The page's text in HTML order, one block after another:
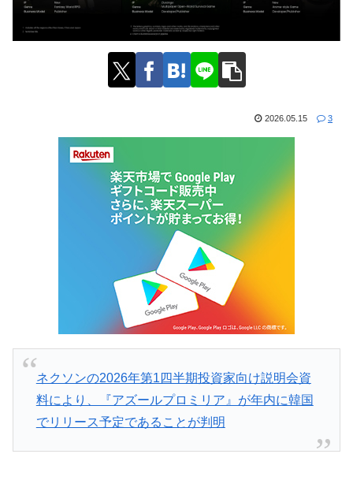
2026.05.15 3
ネクソンの2026年第1四半期投資家向け説明会資
料により、『アズールプロミリア』が年内に韓国
でリリース予定であることが判明